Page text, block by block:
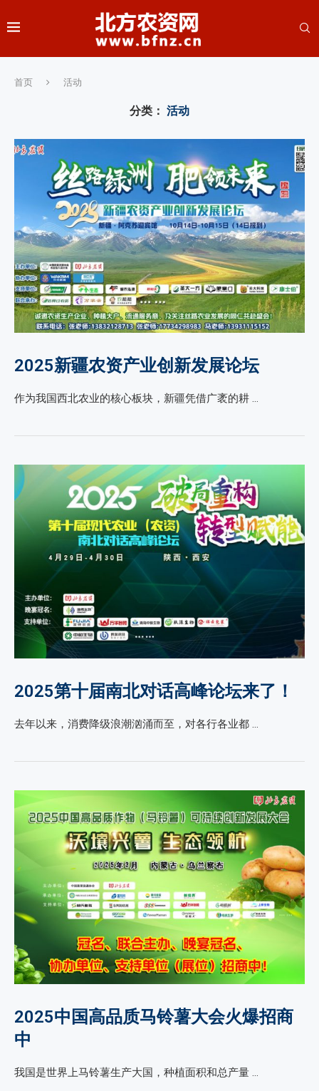
首页 活动
分类： 活动
2025新疆农资产业创新发展论坛
作为我国西北农业的核心板块，新疆凭借广袤的耕 …
2025第十届南北对话高峰论坛来了！
去年以来，消费降级浪潮汹涌而至，对各行各业都 …
2025中国高品质马铃薯大会火爆招商
中
我国是世界上马铃薯生产大国，种植面积和总产量 …